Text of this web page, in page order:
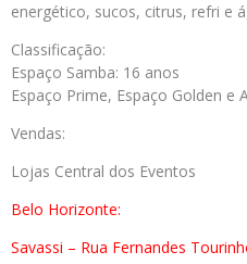
energético, sucos, citrus, refri e
Classificação:
Espaço Samba: 16 anos
Espaço Prime, Espaço Golden e
Vendas:
Lojas Central dos Eventos
Belo Horizonte:
Savassi – Rua Fernandes